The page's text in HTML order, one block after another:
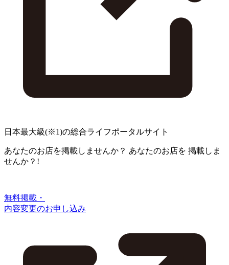
日本最大級(※1)の総合ライフポータルサイト
あなたのお店を掲載しませんか？ あなたのお店を 掲載しま
せんか？!
無料掲載・
内容変更のお申し込み